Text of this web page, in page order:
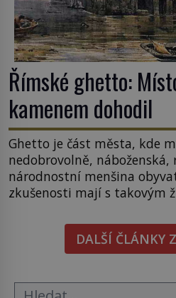
Římské ghetto:
kamenem dohodil
Ghetto je část města, kde
nedobrovolně, náboženská,
národnostní menšina
zkušenosti mají s takovým
nějakém žít. Mezi ty
ghetto založené v roce
k Židům, nemá se Řím
DALŠÍ ČLÁNKY